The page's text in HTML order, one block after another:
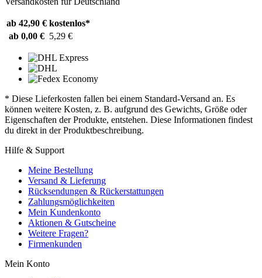
ab 42,90 € kostenlos*
ab 0,00 € 5,29 €
* Diese Lieferkosten fallen bei einem Standard-Versand an. Es
können weitere Kosten, z. B. aufgrund des Gewichts, Größe oder
Eigenschaften der Produkte, entstehen. Diese Informationen findest
du direkt in der Produktbeschreibung.
Hilfe & Support
Meine Bestellung
Versand & Lieferung
Rücksendungen & Rückerstattungen
Zahlungsmöglichkeiten
Mein Kundenkonto
Aktionen & Gutscheine
Weitere Fragen?
Firmenkunden
Mein Konto